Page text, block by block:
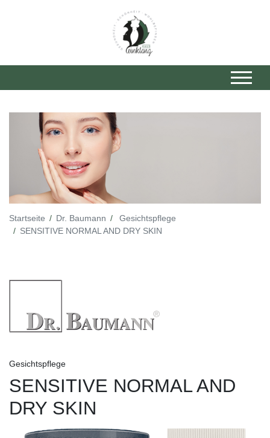
Startseite Dr. Baumann
Gesichtspflege
SENSITIVE NORMAL AND DRY SKIN
Gesichtspflege
SENSITIVE NORMAL AND
DRY SKIN